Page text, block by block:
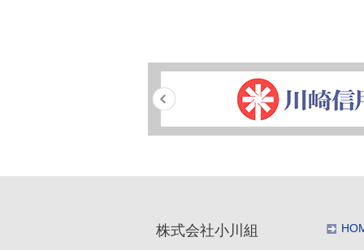
株式会社小川組